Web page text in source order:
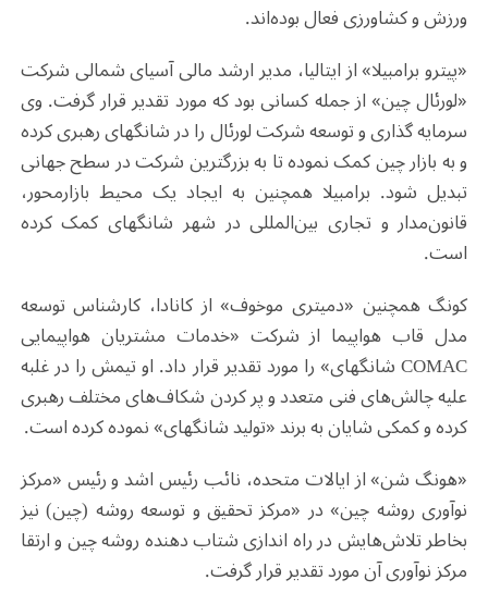
ورزش و کشاورزی فعال بوده‌اند.
«پیترو برامبیلا» از ایتالیا، مدیر ارشد مالی آسیای شمالی شرکت
«لورئال چین» از جمله کسانی بود که مورد تقدیر قرار گرفت. وی
سرمایه ‌گذاری و توسعه شرکت لورئال را در شانگهای رهبری کرده
و به بازار چین کمک نموده تا به بزرگترین شرکت در سطح جهانی
تبدیل شود. برامبیلا همچنین به ایجاد یک محیط بازارمحور،
قانون‌مدار و تجاری بین‌المللی در شهر شانگهای کمک کرده
است.
کونگ همچنین «دمیتری موخوف» از کانادا، کارشناس توسعه
مدل قاب هواپیما از شرکت «خدمات مشتریان هواپیمایی
COMAC شانگهای» را مورد تقدیر قرار داد. او تیمش را در غلبه
علیه چالش‌های فنی متعدد و پر کردن شکاف‌های مختلف رهبری
کرده و کمکی شایان به برند «تولید شانگهای» نموده کرده است.
«هونگ شن» از ایالات متحده، نائب رئیس اشد و رئیس «مرکز
نوآوری روشه چین» در «مرکز تحقیق و توسعه روشه (چین) نیز
بخاطر تلاش‌هایش در راه اندازی شتاب دهنده روشه چین و ارتقا
مرکز نوآوری آن مورد تقدیر قرار گرفت.